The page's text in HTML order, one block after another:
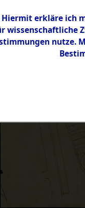
erkläre ich
wissenschaftliche
nutze.